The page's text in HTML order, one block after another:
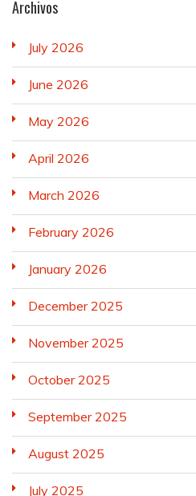
Archivos
July 2026
June 2026
May 2026
April 2026
March 2026
February 2026
January 2026
December 2025
November 2025
October 2025
September 2025
August 2025
July 2025